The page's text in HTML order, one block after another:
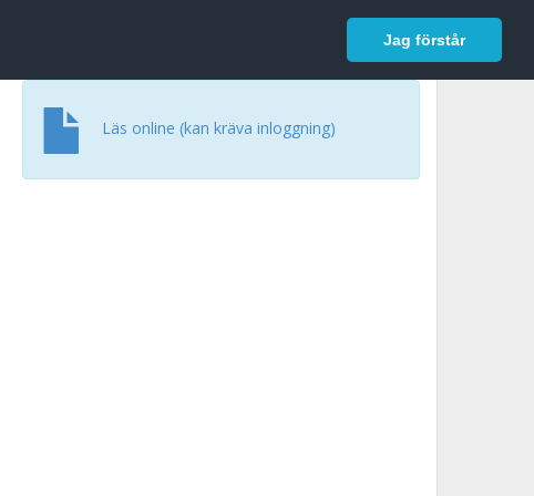
Jag förstår
Logga in
Läs online (kan kräva inloggning)